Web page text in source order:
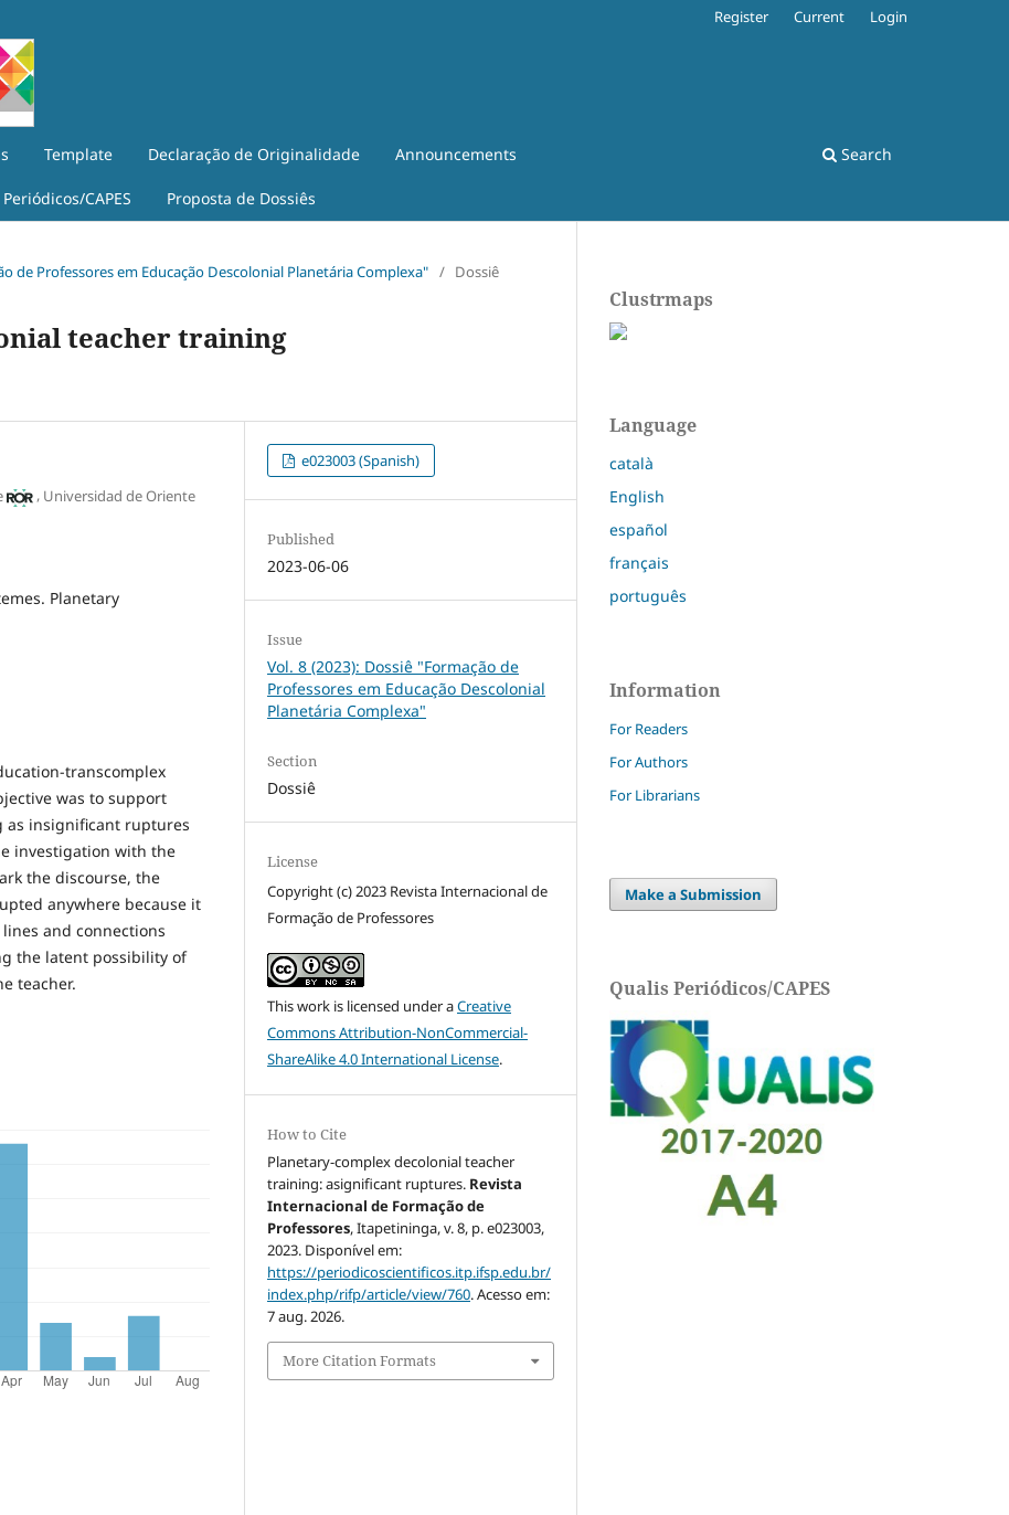
Template Declaração de Originalidade Announcements
CAPES Proposta de Dossiês
Search
Register Current Login
de Professores em Educação Descolonial Planetária Complexa" / Dossiê
teacher training
, Universidad de Oriente
Planetary
transcomplex
was to support
as insignificant ruptures
investigation with the
the discourse, the
anywhere because it
and connections
the latent possibility of
teacher.
e023003 (Spanish)
Published
2023-06-06
Issue
Vol. 8 (2023): Dossiê "Formação de
Professores em Educação Descolonial
Planetária Complexa"
Section
Dossiê
License
Copyright (c) 2023 Revista Internacional de
Formação de Professores
This work is licensed under aCreative
Commons Attribution-NonCommercial-
ShareAlike 4.0 International License.
How to Cite
Planetary-complex decolonial teacher
training: asignificant ruptures. Revista
Internacional de Formação de
Professores, Itapetininga, v. 8, p. e023003,
2023. Disponível em:
https://periodicoscientificos.itp.ifsp.edu.br/
index.php/rifp/article/view/760. Acesso em:
7 aug. 2026.
More Citation Formats
Clustrmaps
Language
català
English
español
français
português
Information
For Readers
For Authors
For Librarians
Make a Submission
Qualis Periódicos/CAPES